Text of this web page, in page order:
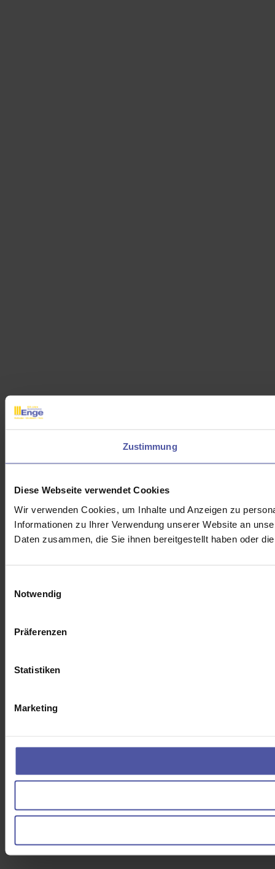
Zustimmung
Diese Webseite verwendet Cookies
Wir verwenden Cookies, um Inhalte und Anzeigen zu
Informationen zu Ihrer Verwendung unserer Website an
Daten zusammen, die Sie ihnen bereitgestellt haben oder
Notwendig
Präferenzen
Statistiken
Marketing